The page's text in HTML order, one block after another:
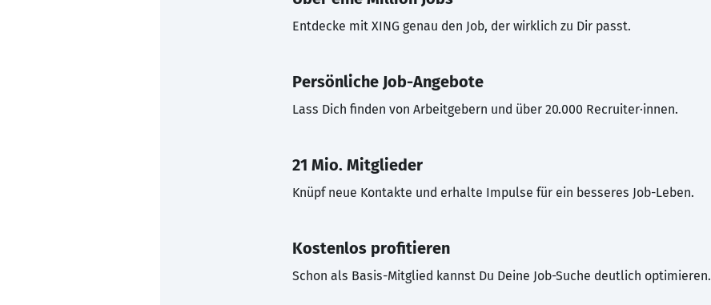
Entdecke mit XING genau den Job, der wirklich zu Dir passt.
Persönliche Job-Angebote
Lass Dich finden von Arbeitgebern und über 20.000 Recruiter·innen.
21 Mio. Mitglieder
Knüpf neue Kontakte und erhalte Impulse für ein besseres Job-Leben.
Kostenlos profitieren
Schon als Basis-Mitglied kannst Du Deine Job-Suche deutlich optimieren.